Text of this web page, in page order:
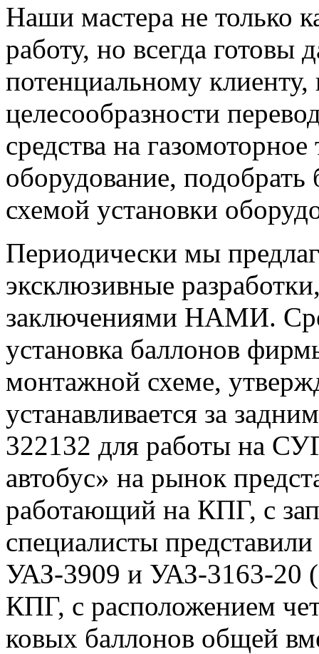
Наши мастера не только
работу, но всегда готовы
потенциальному
целесообразности
средства на
оборудование,
схемой установки
Периодически мы
эксклюзивные
заключениями НАМИ.
установка баллонов
монтажной схеме,
устанавливается за
322132 для работы на
автобус» на рынок
работающий на КПГ, с
специалисты
УАЗ-3909 и УАЗ-3163-20
КПГ, с расположением
ковых баллонов общей